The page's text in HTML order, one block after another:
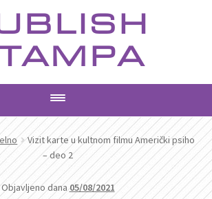
PROIZVODI
USLUGE
Vizit karte u kultnom filmu Američki psiho
– deo 2
Objavljeno dana05/08/2021